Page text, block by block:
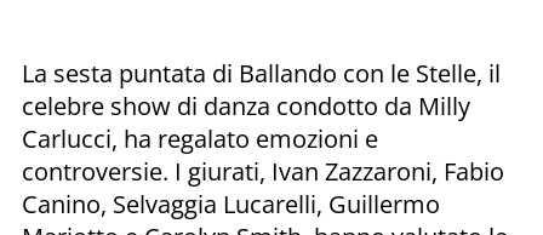
La sesta puntata di Ballando con le Stelle, il
celebre show di danza condotto da Milly
Carlucci, ha regalato emozioni e
controversie. I giurati, Ivan Zazzaroni, Fabio
Canino, Selvaggia Lucarelli, Guillermo